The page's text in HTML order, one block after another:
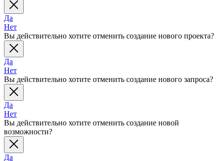
Да
Нет
Вы действительно хотите отменить создание нового проекта?
Да
Нет
Вы действительно хотите отменить создание нового запроса?
Да
Нет
Вы действительно хотите отменить создание новой
возможности?
Да